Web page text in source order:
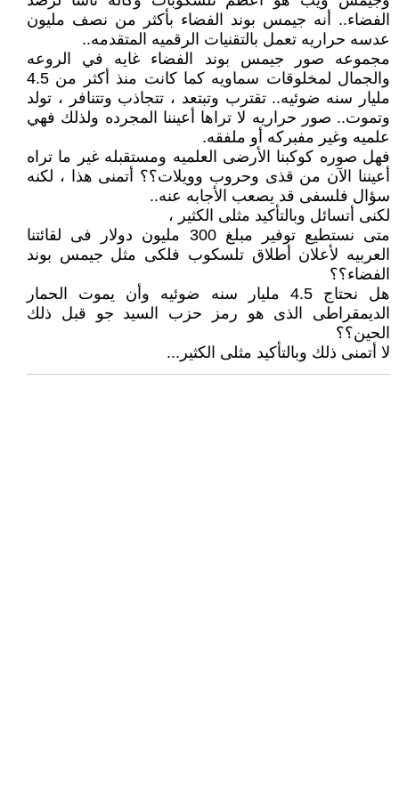
الفضاء.. أنه جيمس بوند الفضاء بأكثر من نصف مليون
عدسه حراريه تعمل بالتقنيات الرقميه المتقدمه..
مجموعه صور جيمس بوند الفضاء غايه في الروعه
والجمال لمخلوقات سماويه كما كانت منذ أكثر من 4.5
مليار سنه ضوئيه.. تقترب وتبتعد ، تتجاذب وتتنافر ، تولد
وتموت.. صور حراريه لا تراها أعيننا المجرده ولذلك فهي
علميه وغير مفبركه أو ملفقه.
فهل صوره كوكبنا الأرضى العلميه ومستقبله غير ما تراه
أعيننا الآن من قذى وحروب وويلات؟؟ أتمنى هذا ، لكنه
سؤال فلسفى قد يصعب الأجابه عنه..
لكنى أتسائل وبالتأكيد مثلى الكثير ،
متى نستطيع توفير مبلغ 300 مليون دولار فى لقائتنا
العربيه لأعلان أطلاق تلسكوب فلكى مثل جيمس بوند
الفضاء؟؟
هل نحتاج 4.5 مليار سنه ضوئيه وأن يموت الحمار
الديمقراطى الذى هو رمز حزب السيد جو قبل ذلك
الحين؟؟
لا أتمنى ذلك وبالتأكيد مثلى الكثير...